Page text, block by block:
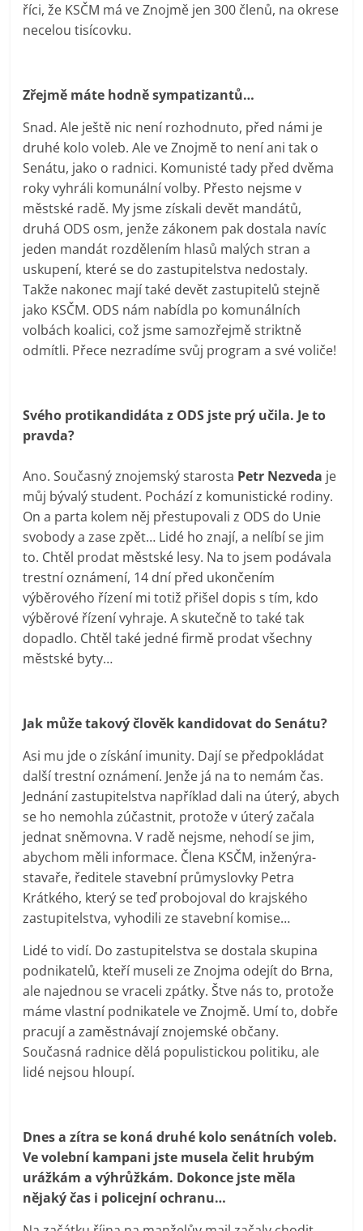
říci, že KSČM má ve Znojmě jen 300 členů, na okrese
necelou tisícovku.
Zřejmě máte hodně sympatizantů…
Snad. Ale ještě nic není rozhodnuto, před námi je
druhé kolo voleb. Ale ve Znojmě to není ani tak o
Senátu, jako o radnici. Komunisté tady před dvěma
roky vyhráli komunální volby. Přesto nejsme v
městské radě. My jsme získali devět mandátů,
druhá ODS osm, jenže zákonem pak dostala navíc
jeden mandát rozdělením hlasů malých stran a
uskupení, které se do zastupitelstva nedostaly.
Takže nakonec mají také devět zastupitelů stejně
jako KSČM. ODS nám nabídla po komunálních
volbách koalici, což jsme samozřejmě striktně
odmítli. Přece nezradíme svůj program a své voliče!
Svého protikandidáta z ODS jste prý učila. Je to
pravda?
Ano. Současný znojemský starosta Petr Nezveda je
můj bývalý student. Pochází z komunistické rodiny.
On a parta kolem něj přestupovali z ODS do Unie
svobody a zase zpět… Lidé ho znají, a nelíbí se jim
to. Chtěl prodat městské lesy. Na to jsem podávala
trestní oznámení, 14 dní před ukončením
výběrového řízení mi totiž přišel dopis s tím, kdo
výběrové řízení vyhraje. A skutečně to také tak
dopadlo. Chtěl také jedné firmě prodat všechny
městské byty…
Jak může takový člověk kandidovat do Senátu?
Asi mu jde o získání imunity. Dají se předpokládat
další trestní oznámení. Jenže já na to nemám čas.
Jednání zastupitelstva například dali na úterý, abych
se ho nemohla zúčastnit, protože v úterý začala
jednat sněmovna. V radě nejsme, nehodí se jim,
abychom měli informace. Člena KSČM, inženýra-
stavaře, ředitele stavební průmyslovky Petra
Krátkého, který se teď probojoval do krajského
zastupitelstva, vyhodili ze stavební komise…
Lidé to vidí. Do zastupitelstva se dostala skupina
podnikatelů, kteří museli ze Znojma odejít do Brna,
ale najednou se vraceli zpátky. Štve nás to, protože
máme vlastní podnikatele ve Znojmě. Umí to, dobře
pracují a zaměstnávají znojemské občany.
Současná radnice dělá populistickou politiku, ale
lidé nejsou hloupí.
Dnes a zítra se koná druhé kolo senátních voleb.
Ve volební kampani jste musela čelit hrubým
urážkám a výhrůžkám. Dokonce jste měla
nějaký čas i policejní ochranu…